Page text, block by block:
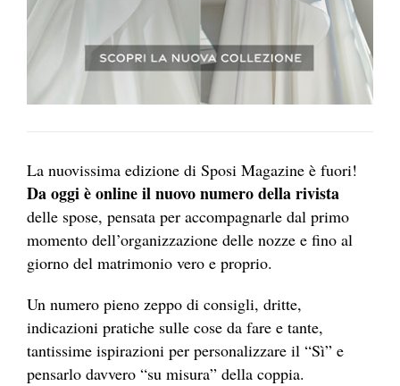
La nuovissima edizione di Sposi Magazine è fuori!
Da oggi è online il nuovo numero della rivista
delle spose, pensata per accompagnarle dal primo
momento dell’organizzazione delle nozze e fino al
giorno del matrimonio vero e proprio.
Un numero pieno zeppo di consigli, dritte,
indicazioni pratiche sulle cose da fare e tante,
tantissime ispirazioni per personalizzare il “Sì” e
pensarlo davvero “su misura” della coppia.